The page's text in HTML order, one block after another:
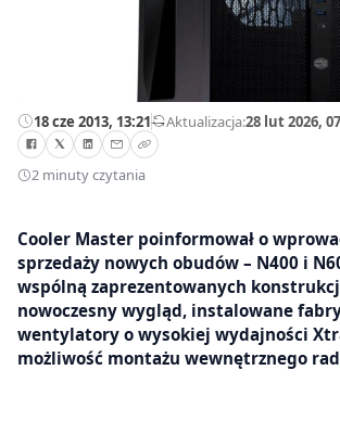
18 cze 2013, 13:21—Aktualizacja:28 lut 2026,
2 minuty czytania
Cooler Master poinformował o
sprzedaży nowych obudów – N400 i
wspólną zaprezentowanych
nowoczesny wygląd, instalowane
wentylatory o wysokiej wydajności
możliwość montażu wewnętrznego